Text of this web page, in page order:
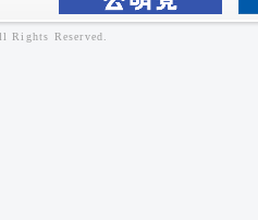
Rights Reserved.